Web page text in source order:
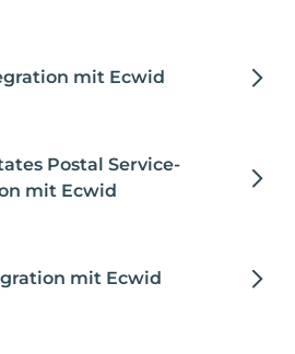
mit Ecwid
Postal Service-
mit Ecwid
mit Ecwid